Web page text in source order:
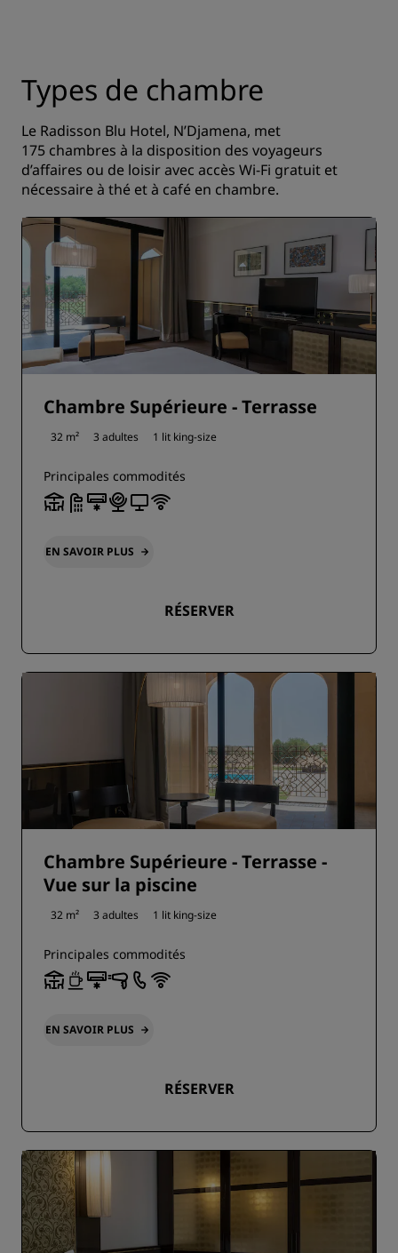
Types de chambre
Le Radisson Blu Hotel, N’Djamena, met
175 chambres à la disposition des voyageurs
d’affaires ou de loisir avec accès Wi-Fi gratuit et
nécessaire à thé et à café en chambre.
Chambre Supérieure - Terrasse
32 m² 3 adultes 1 lit king-size
Principales commodités
EN SAVOIR PLUS
RÉSERVER
Chambre Supérieure - Terrasse -
Vue sur la piscine
32 m² 3 adultes 1 lit king-size
Principales commodités
EN SAVOIR PLUS
RÉSERVER